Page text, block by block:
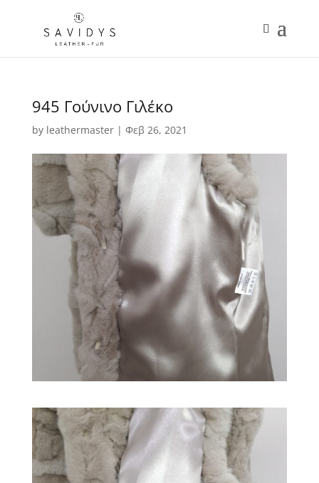
945 Γούνινο Γιλέκο
by leathermaster| Φεβ 26, 2021